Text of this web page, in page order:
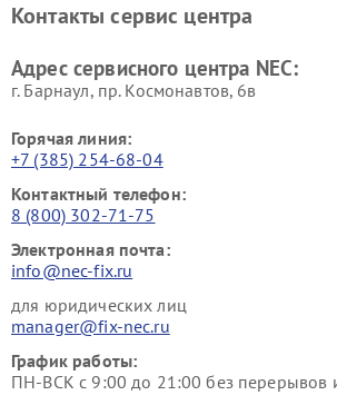
Контакты сервис центра
Адрес сервисного центра NEC:
г. Барнаул, ​пр. Космонавтов, 6в
Горячая линия:
+7 (385) 254-68-04
Контактный телефон:
8 (800) 302-71-75
Электронная почта:
info@nec-fix.ru
для юридических лиц
manager@fix-nec.ru
График работы:
ПН-ВСК с 9:00 до 21:00 без перерывов